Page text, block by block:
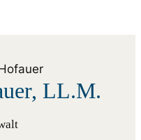
LL.M.